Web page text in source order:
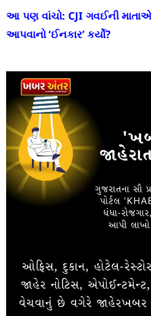
આ પણ વાંચો: CJI ગવઈની માતાએ
આપવાનો ‘ઈનકાર’ કર્યો?